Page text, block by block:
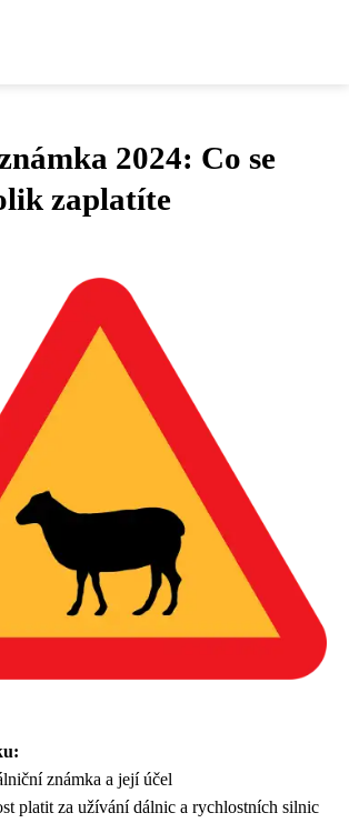
2024: Co se
zaplatíte
známka a její účel
platit za užívání dálnic a rychlostních silnic